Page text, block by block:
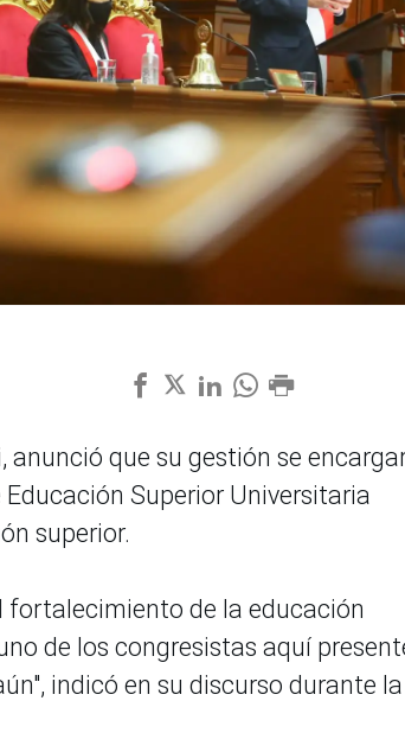
anunció que su gestión se
Superior Universitaria
superior.
fortalecimiento de la educación
de los congresistas aquí
indicó en su discurso durante la